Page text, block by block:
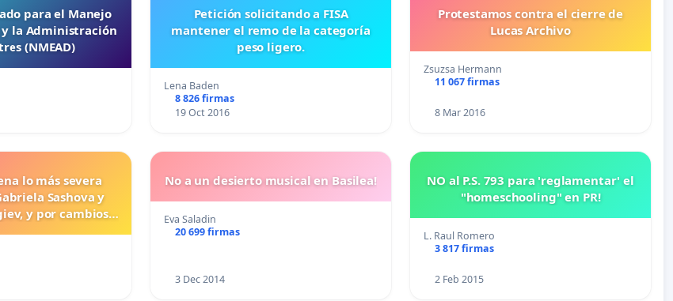
para el Manejo
y la Administración
(NMEAD)
Petición solicitando a FISA
mantener el remo de la categoría
peso ligero.
Lena Baden
8 826 firmas
19 Oct 2016
Protestamos contra el cierre de
Lucas Archivo
Zsuzsa Hermann
11 067 firmas
8 Mar 2016
lo más severa
Sashova y
y por cambios
los crímenes
los animales.
No a un desierto musical en Basilea!
Eva Saladin
20 699 firmas
3 Dec 2014
NO al P.S. 793 para 'reglamentar' el
"homeschooling" en PR!
L. Raul Romero
3 817 firmas
2 Feb 2015